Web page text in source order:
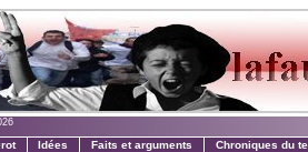
Idées Faits et arguments Chroniques du